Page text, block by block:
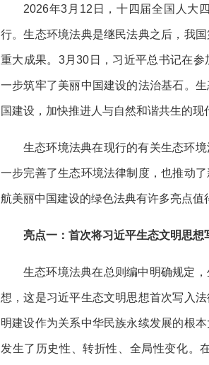
2026年3月12日，十四届全国人大
行。生态环境法典是继民法典之后，我
重大成果。3月30日，习近平总书记在
一步筑牢了美丽中国建设的法治基石。
国建设，加快推进人与自然和谐共生的
生态环境法典在现行的有关生态环
一步完善了生态环境法律制度，也推动
航美丽中国建设的绿色法典有许多亮点值
亮点一：首次将习近平生态文明思想
生态环境法典在总则编中明确规定
想，这是习近平生态文明思想首次写入
明建设作为关系中华民族永续发展的根
发生了历史性、转折性、全局性变化。